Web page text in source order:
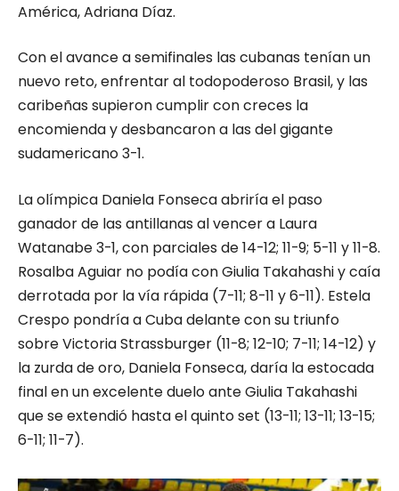
América, Adriana Díaz.
Con el avance a semifinales las cubanas tenían un
nuevo reto, enfrentar al todopoderoso Brasil, y las
caribeñas supieron cumplir con creces la
encomienda y desbancaron a las del gigante
sudamericano 3-1.
La olímpica Daniela Fonseca abriría el paso
ganador de las antillanas al vencer a Laura
Watanabe 3-1, con parciales de 14-12; 11-9; 5-11 y 11-8.
Rosalba Aguiar no podía con Giulia Takahashi y caía
derrotada por la vía rápida (7-11; 8-11 y 6-11). Estela
Crespo pondría a Cuba delante con su triunfo
sobre Victoria Strassburger (11-8; 12-10; 7-11; 14-12) y
la zurda de oro, Daniela Fonseca, daría la estocada
final en un excelente duelo ante Giulia Takahashi
que se extendió hasta el quinto set (13-11; 13-11; 13-15;
6-11; 11-7).